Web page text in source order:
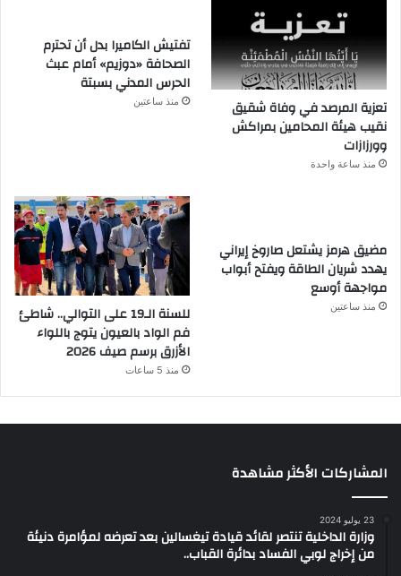
تعزية المرصد في وفاة شقيق
نقيب هيئة المحامين بمراكش
وورزازات
منذ ساعة واحدة
تفتيش الكاميرا بدل أن تحترم
الصحافة «دوزيم» أمام عبث
الحرس المدني بسبتة
منذ ساعتين
مضيق هرمز يشتعل صاروخ إيراني
يهدد شريان الطاقة ويفتح أبواب
مواجهة أوسع
منذ ساعتين
للسنة الـ19 على التوالي.. شاطئ
فم الواد بالعيون يتوج باللواء
الأزرق برسم صيف 2026
منذ 5 ساعات
المشاركات الأكثر مشاهدة
23 يوليو 2024
وزارة الداخلية تنتصر لقائد قيادة تيغسالين بعد تعرضه لمؤامرة دنيئة
من إخراج لوبي الفساد بدائرة القباب..